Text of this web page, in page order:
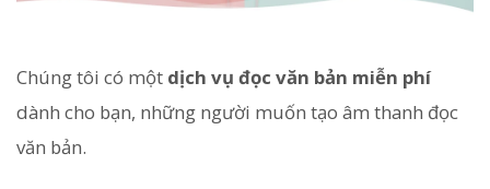
Chúng tôi có một dịch vụ đọc văn bản miễn phí
dành cho bạn, những người muốn tạo âm thanh đọc
văn bản.